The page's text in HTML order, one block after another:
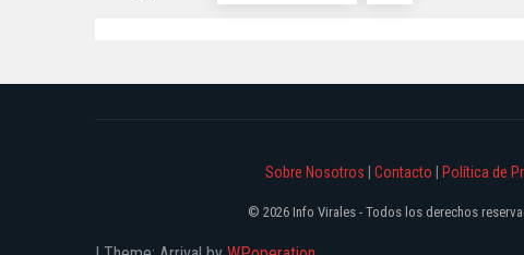
Sobre Nosotros Contacto Política de
© 2026 Info Virales - Todos los derechos